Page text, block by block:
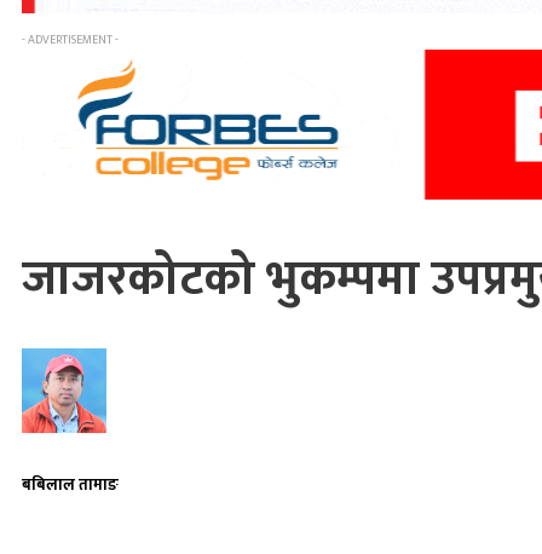
- ADVERTISEMENT -
जाजरकोटको भुकम्पमा
बबिलाल तामाङ